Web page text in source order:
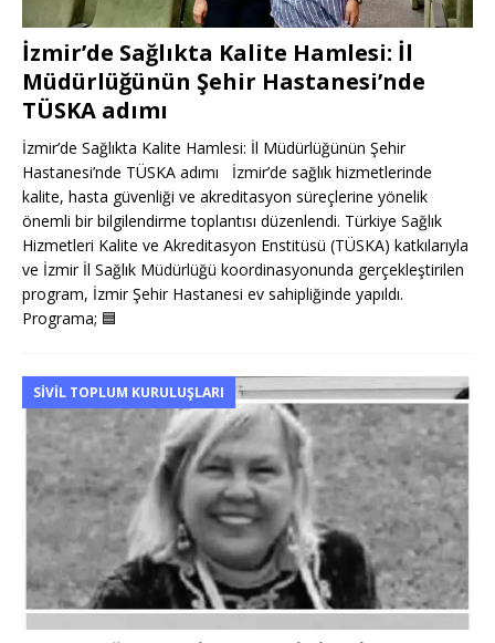
İzmir’de Sağlıkta Kalite Hamlesi: İl
Müdürlüğünün Şehir Hastanesi’nde
TÜSKA adımı
İzmir’de Sağlıkta Kalite Hamlesi: İl Müdürlüğünün Şehir
Hastanesi’nde TÜSKA adımı İzmir’de sağlık hizmetlerinde
kalite, hasta güvenliği ve akreditasyon süreçlerine yönelik
önemli bir bilgilendirme toplantısı düzenlendi. Türkiye Sağlık
Hizmetleri Kalite ve Akreditasyon Enstitüsü (TÜSKA) katkılarıyla
ve İzmir İl Sağlık Müdürlüğü koordinasyonunda gerçekleştirilen
program, İzmir Şehir Hastanesi ev sahipliğinde yapıldı.
Programa; 🟦
SIVIL TOPLUM KURULUŞLARI